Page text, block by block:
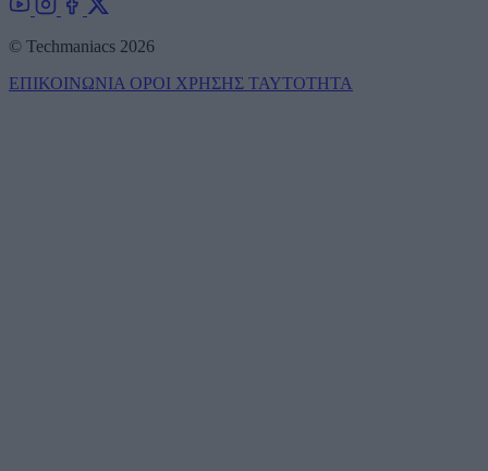
© Techmaniacs 2026
ΕΠΙΚΟΙΝΩΝΙΑ ΟΡΟΙ ΧΡΗΣΗΣ ΤΑΥΤΟΤΗΤΑ